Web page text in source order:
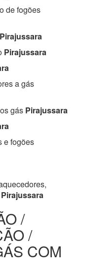
de fogões
Pirajussara
Pirajussara
a gás
gás Pirajussara
e fogões
Pirajussara
/
/
COM